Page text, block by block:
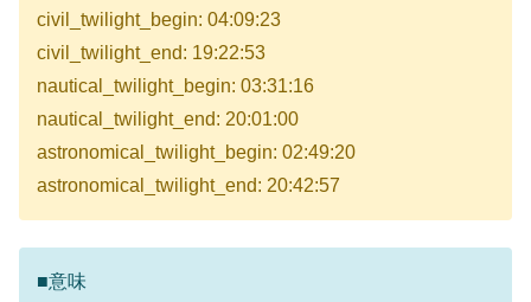
civil_twilight_begin: 04:09:23
civil_twilight_end: 19:22:53
nautical_twilight_begin: 03:31:16
nautical_twilight_end: 20:01:00
astronomical_twilight_begin: 02:49:20
astronomical_twilight_end: 20:42:57
■意味